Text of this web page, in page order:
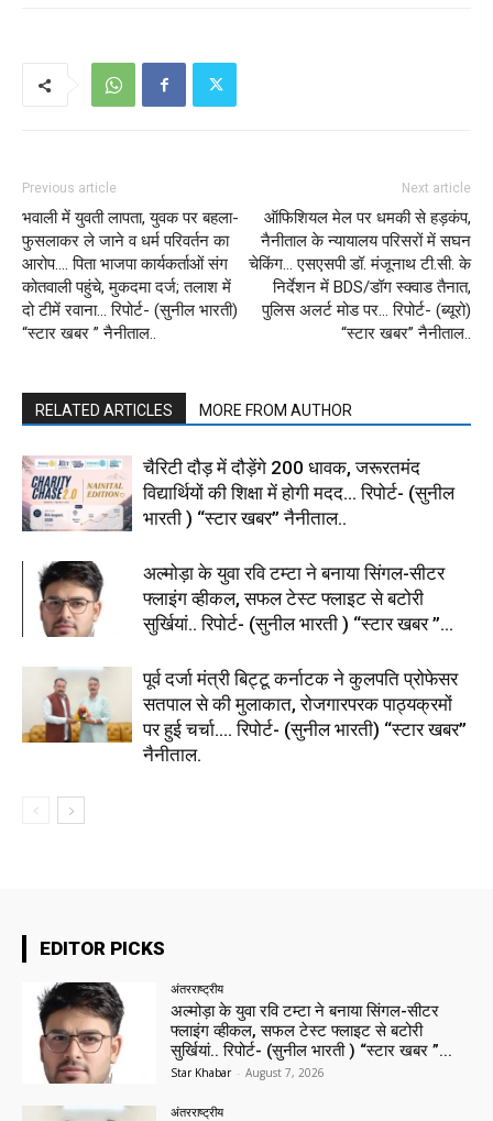
Previous article
भवाली में युवती लापता, युवक पर बहला-
फुसलाकर ले जाने व धर्म परिवर्तन का
आरोप…. पिता भाजपा कार्यकर्ताओं संग
कोतवाली पहुंचे, मुकदमा दर्ज; तलाश में
दो टीमें रवाना… रिपोर्ट- (सुनील भारती)
“स्टार खबर ” नैनीताल..
Next article
ऑफिशियल मेल पर धमकी से हड़कंप,
नैनीताल के न्यायालय परिसरों में सघन
चेकिंग… एसएसपी डॉ. मंजूनाथ टी.सी. के
निर्देशन में BDS/डॉग स्क्वाड तैनात,
पुलिस अलर्ट मोड पर… रिपोर्ट- (ब्यूरो)
“स्टार खबर” नैनीताल..
RELATED ARTICLES MORE FROM AUTHOR
चैरिटी दौड़ में दौड़ेंगे 200 धावक, जरूरतमंद
विद्यार्थियों की शिक्षा में होगी मदद… रिपोर्ट- (सुनील
भारती ) “स्टार खबर” नैनीताल..
अल्मोड़ा के युवा रवि टम्टा ने बनाया सिंगल-सीटर
फ्लाइंग व्हीकल, सफल टेस्ट फ्लाइट से बटोरी
सुर्खियां.. रिपोर्ट- (सुनील भारती ) “स्टार खबर ”...
पूर्व दर्जा मंत्री बिट्टू कर्नाटक ने कुलपति प्रोफेसर
सतपाल से की मुलाकात, रोजगारपरक पाठ्यक्रमों
पर हुई चर्चा…. रिपोर्ट- (सुनील भारती) “स्टार खबर”
नैनीताल.
EDITOR PICKS
अंतरराष्ट्रीय
अल्मोड़ा के युवा रवि टम्टा ने बनाया सिंगल-सीटर
फ्लाइंग व्हीकल, सफल टेस्ट फ्लाइट से बटोरी
सुर्खियां.. रिपोर्ट- (सुनील भारती ) “स्टार खबर ”...
Star Khabar - August 7, 2026
अंतरराष्ट्रीय